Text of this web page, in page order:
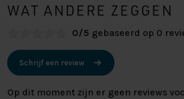
WAT ANDERE ZEGGEN
0/5 gebaseerd op 0
Schrijf een review
Op dit moment zijn er geen reviews